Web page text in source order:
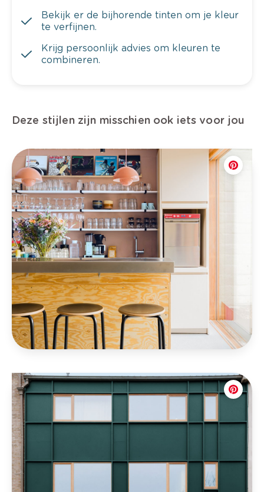
Bekijk er de bijhorende tinten om je kleur
te verfijnen.
Krijg persoonlijk advies om kleuren te
combineren.
Deze stijlen zijn misschien ook iets voor jou